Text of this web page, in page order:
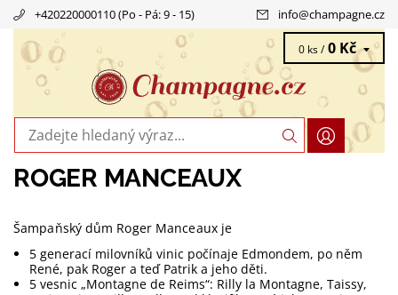
+420220000110 (Po - Pá: 9 - 15) info@champagne.cz
0 ks / 0 Kč
ROGER MANCEAUX
Šampaňský dům Roger Manceaux je
5 generací milovníků vinic počínaje Edmondem, po něm
René, pak Roger a teď Patrik a jeho děti.
5 vesnic „Montagne de Reims“: Rilly la Montagne, Taissy,